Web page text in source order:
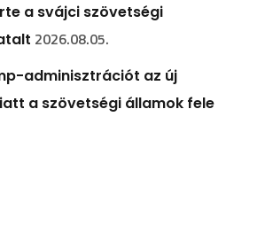
a svájci szövetségi
2026.08.05.
adminisztrációt az új
a szövetségi államok fele